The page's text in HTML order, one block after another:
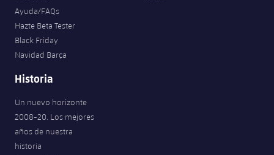
Ayuda/FAQs
Hazte Beta Tester
Black Friday
Navidad Barça
Historia
Un nuevo horizonte
2008-20. Los mejores
años de nuestra
historia